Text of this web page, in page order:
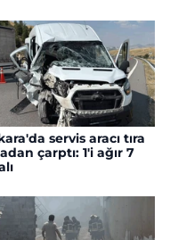
servis aracı tıra
çarptı: 1'i ağır 7